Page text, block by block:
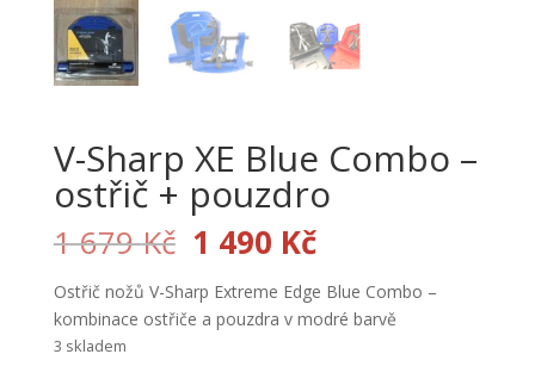
V-Sharp XE Blue Combo –
ostřič + pouzdro
1 679Kč Původní
cena
byla:
1
1 490 KčAktuální
cena
je:
1
Ostřič nožů V-Sharp Extreme Edge Blue Combo –
kombinace ostřiče a pouzdra v modré barvě
3 skladem